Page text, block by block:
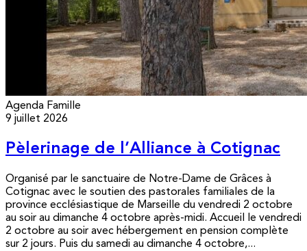
Agenda Famille
9 juillet 2026
Pèlerinage de l’Alliance à Cotignac
Organisé par le sanctuaire de Notre-Dame de Grâces à
Cotignac avec le soutien des pastorales familiales de la
province ecclésiastique de Marseille du vendredi 2 octobre
au soir au dimanche 4 octobre après-midi. Accueil le vendredi
2 octobre au soir avec hébergement en pension complète
sur 2 jours. Puis du samedi au dimanche 4 octobre,...